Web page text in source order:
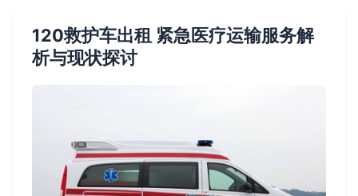
120救护车出租 紧急医疗运输服务解
析与现状探讨